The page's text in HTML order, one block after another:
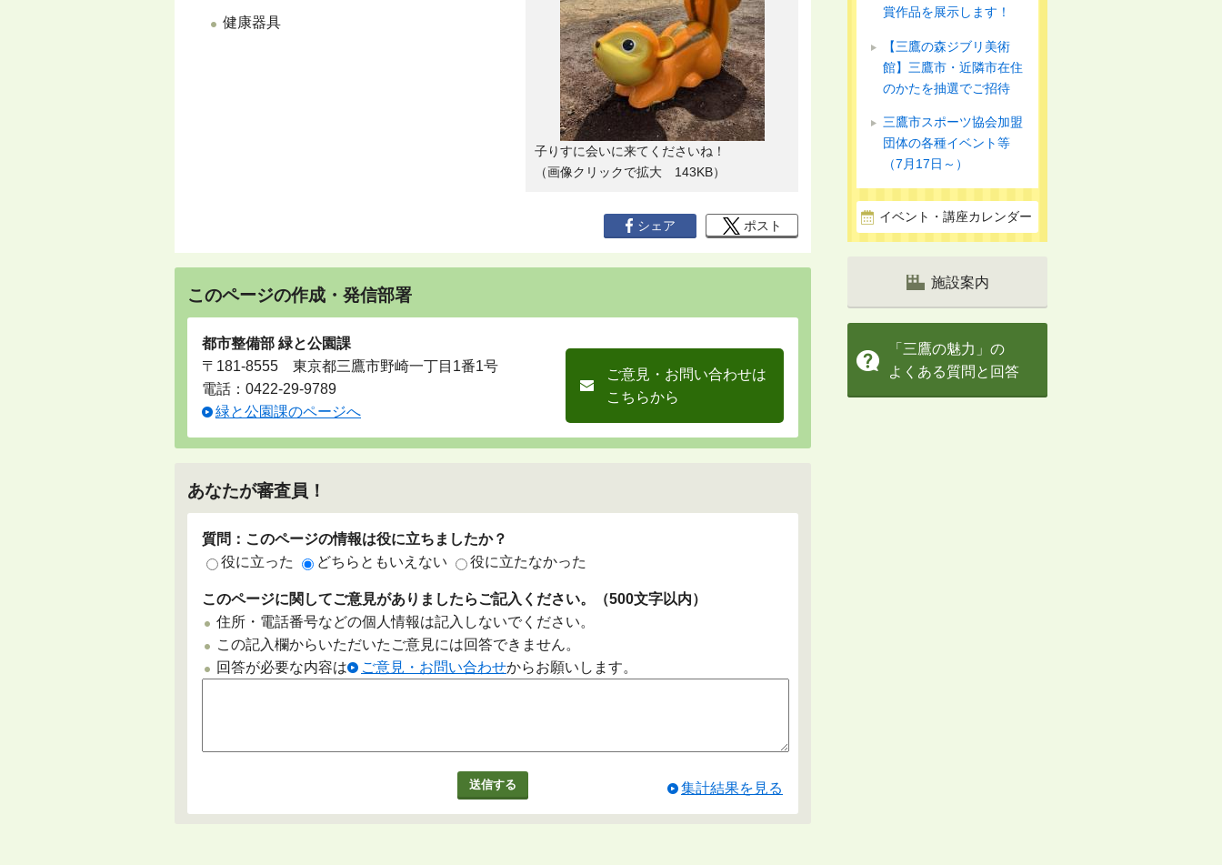
子りすに会いに来てくださいね！
（画像クリックで拡大 143KB）
健康器具
シェア ポスト
このページの作成・発信部署
都市整備部 緑と公園課
〒181-8555 東京都三鷹市野崎一丁目1番1号
電話： 0422-29-9789
緑と公園課のページへ
ご意見・お問い合わせは
こちらから
あなたが審査員！
質問：このページの情報は役に立ちましたか？
役に立った
どちらともいえない 役に立たなかった
このページに関してご意見がありましたらご記入ください。（500文字以内）
住所・電話番号などの個人情報は記入しないでください。
この記入欄からいただいたご意見には回答できません。
回答が必要な内容は
ご意見・お問い合わせからお願いします。
集計結果を見る
賞作品を展示します！
【三鷹の森ジブリ美術
館】三鷹市・近隣市在住
のかたを抽選でご招待
三鷹市スポーツ協会加盟
団体の各種イベント等
（7月17日～）
イベント・講座カレンダー
施設案内
「三鷹の魅力」の
よくある質問と回答